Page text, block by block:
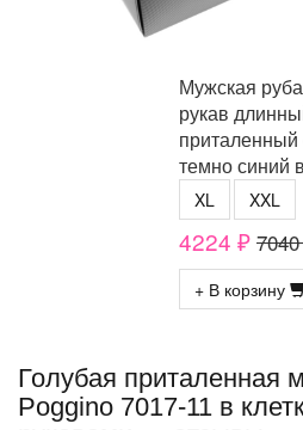
Мужская
рукав
приталенный
темно синий
XL XXL
4224 ₽
+ В корзину
Голубая приталенная
Poggino 7017-11 в